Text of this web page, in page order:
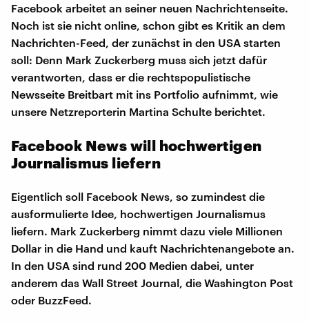
Facebook arbeitet an seiner neuen Nachrichtenseite.
Noch ist sie nicht online, schon gibt es Kritik an dem
Nachrichten-Feed, der zunächst in den USA starten
soll: Denn Mark Zuckerberg muss sich jetzt dafür
verantworten, dass er die rechtspopulistische
Newsseite Breitbart mit ins Portfolio aufnimmt, wie
unsere Netzreporterin Martina Schulte berichtet.
Facebook News will hochwertigen
Journalismus liefern
Eigentlich soll Facebook News, so zumindest die
ausformulierte Idee, hochwertigen Journalismus
liefern. Mark Zuckerberg nimmt dazu viele Millionen
Dollar in die Hand und kauft Nachrichtenangebote an.
In den USA sind rund 200 Medien dabei, unter
anderem das Wall Street Journal, die Washington Post
oder BuzzFeed.